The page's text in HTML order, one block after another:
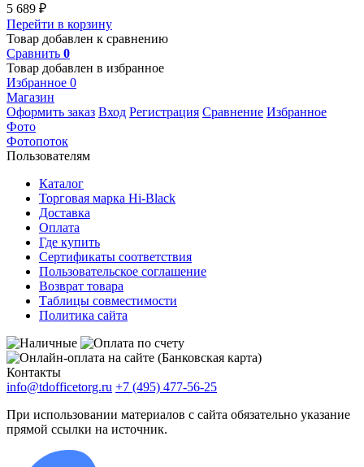
5 689 ₽
Перейти в корзину
Товар добавлен к сравнению
Сравнить 0
Товар добавлен в избранное
Избранное 0
Магазин
Оформить заказ Вход Регистрация Сравнение Избранное
Фото
Фотопоток
Пользователям
Каталог
Торговая марка Hi-Black
Доставка
Оплата
Где купить
Сертификаты соответствия
Пользовательское соглашение
Возврат товара
Таблицы совместимости
Политика сайта
Контакты
info@tdofficetorg.ru +7 (495) 477-56-25
При использовании материалов с сайта обязательно указание
прямой ссылки на источник.